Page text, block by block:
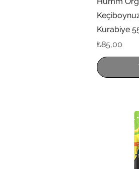
Kurabiye
Fiyat
₺85,00